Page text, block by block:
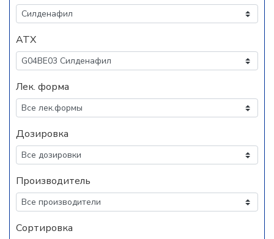
АТХ
Лек. форма
Дозировка
Производитель
Сортировка